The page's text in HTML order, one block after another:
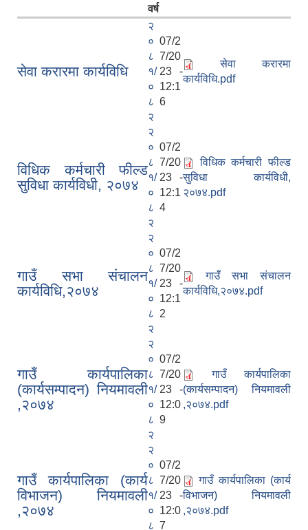
वर्ष
सेवा करारमा कार्यविधि
२
०
८
१/
०
८
२
07/2
7/20
23 -
12:1
6
सेवा करारमा
कार्यविधि.pdf
विधिक कर्मचारी फील्ड
सुविधा कार्यविधी, २०७४
२
०
८
१/
०
८
२
07/2
7/20
23 -
12:1
4
विधिक कर्मचारी फील्ड
सुविधा कार्यविधी,
२०७४.pdf
गाउँ सभा संचालन
कार्यविधि,२०७४
२
०
८
१/
०
८
२
07/2
7/20
23 -
12:1
2
गाउँ सभा संचालन
कार्यविधि,२०७४.pdf
गाउँ कार्यपालिका
(कार्यसम्पादन) नियमावली
,२०७४
२
०
८
१/
०
८
२
07/2
7/20
23 -
12:0
9
गाउँ कार्यपालिका
(कार्यसम्पादन) नियमावली
,२०७४.pdf
गाउँ कार्यपालिका (कार्य
विभाजन) नियमावली
,२०७४
२
०
८
१/
०
८
07/2
7/20
23 -
12:0
7
गाउँ कार्यपालिका (कार्य
विभाजन) नियमावली
,२०७४.pdf